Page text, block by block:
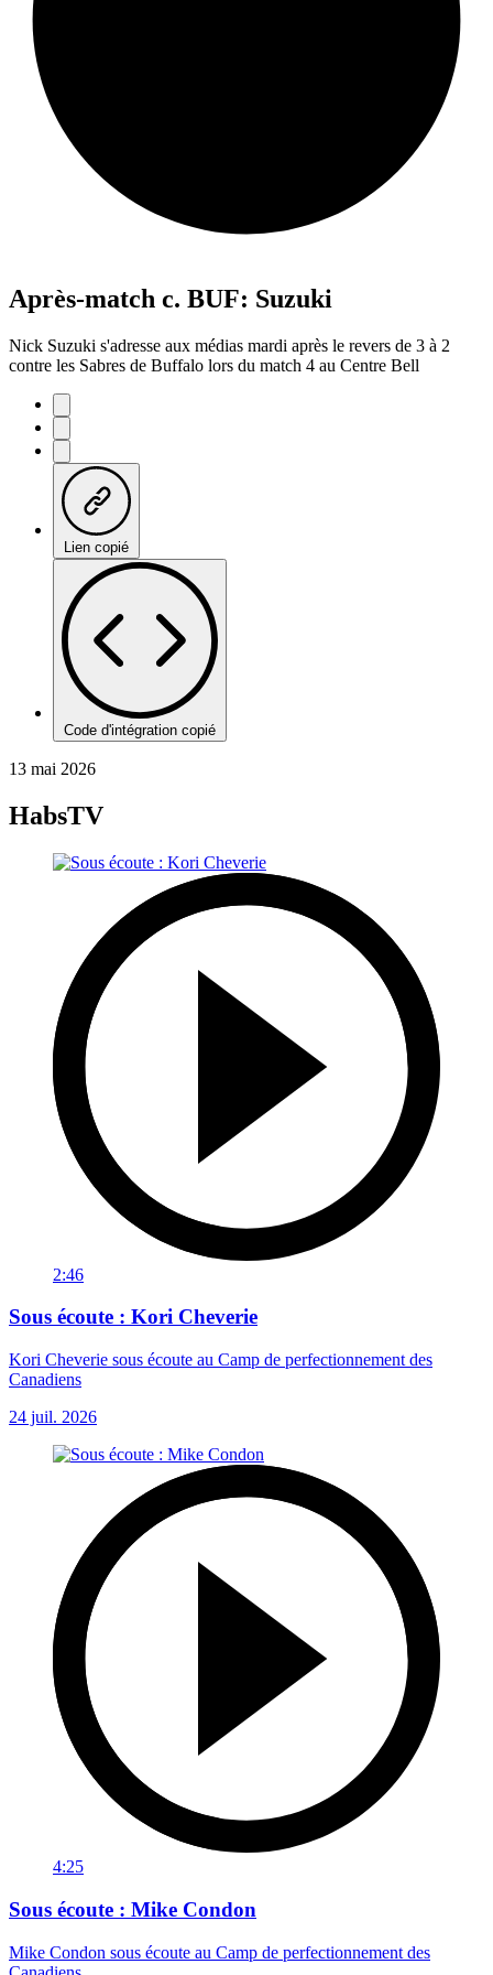
Après-match c. BUF: Suzuki
Nick Suzuki s'adresse aux médias mardi après le revers de 3 à 2
contre les Sabres de Buffalo lors du match 4 au Centre Bell
Lien copié
Code d'intégration copié
13 mai 2026
HabsTV
2:46
Sous écoute : Kori Cheverie
Kori Cheverie sous écoute au Camp de perfectionnement des
Canadiens
24 juil. 2026
4:25
Sous écoute : Mike Condon
Mike Condon sous écoute au Camp de perfectionnement des